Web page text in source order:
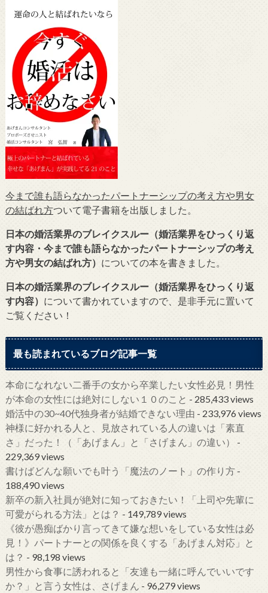
今まで誰も語らなかったパートナーシップの考え方や男女
の結ばれ方ついて電子書籍を出版しました。
日本の婚活業界のブレイクスルー（婚活業界をひっくり返
す内容・今まで誰も語らなかったパートナーシップの考え
方や男女の結ばれ方） についての本を書きました。
日本の婚活業界のブレイクスルー（婚活業界をひっくり返
す内容） について書かれていますので、是非手元に置いて
ご覧ください！
最も読まれているブログ記事一覧
本命になれない二番手の女から卒業したい女性必見！男性
が本命の女性には絶対にしない１０のこと - 285,433 views
婚活中の30~40代独身者が結婚できない理由 - 233,976 views
神様に好かれる人と、見放されている人の違いは「素直
さ」だった！（「あげまん」と「さげまん」の違い）
-
229,369 views
書けばどんな願いでも叶う「魔法のノート」の作り方-
188,490 views
新卒の新入社員が絶対に知っておきたい！「上司や先輩に
可愛がられる方法」とは？ - 149,789 views
《彼が愚痴ばかり言ってきて嫌な想いをしている女性は必
見！》パートナーとの関係を良くする「あげまん対応」と
は？ - 98,198 views
男性から食事に誘われると「友達も一緒に呼んでいいです
か？」と言う女性は、さげまん - 96,279 views